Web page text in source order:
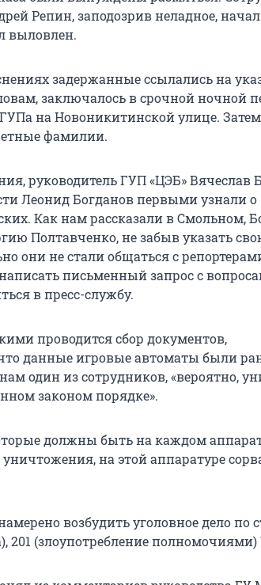
Репин, заподозрив неладное, начал
выловлен.
задержанные ссылались на
заключалось в срочной ночной
на Новоникитинской улице.
фамилии.
руководитель ГУП «ЦЭБ» Вячеслав
Леонид Богданов первыми узнали о
Как нам рассказали в Смольном,
Полтавченко, не забыв указать
они не стали общаться с
письменный запрос с
в пресс-службу.
проводится сбор документов,
данные игровые автоматы были
один из сотрудников, «вероятно,
законом порядке».
должны быть на каждом
на этой аппаратуре
возбудить уголовное дело по
201 (злоупотребление